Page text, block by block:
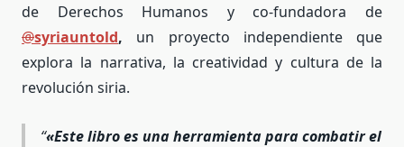
de Derechos Humanos y co-fundadora de
@syriauntold, un proyecto independiente que
explora la narrativa, la creatividad y cultura de la
revolución siria.
«Este libro es una herramienta para combatir el